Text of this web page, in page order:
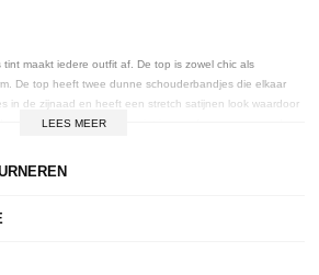
maakt iedere outfit af. De top is zowel chic als
De top heeft twee dunne schouderbandjes die elkaar
in de zijnaad en heeft een stretch satijnen look waardoor
top met een mooie antraciet jeans of voor een avond
LEES MEER